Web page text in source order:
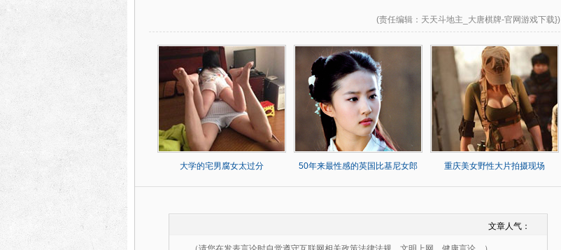
(责任编辑 ：天天斗地主_大唐棋牌-官网游戏下载})
大学的宅男腐女太过分 50年来最性感的英国比基尼女郎 重庆美女野性大片拍摄现场
文章人气：